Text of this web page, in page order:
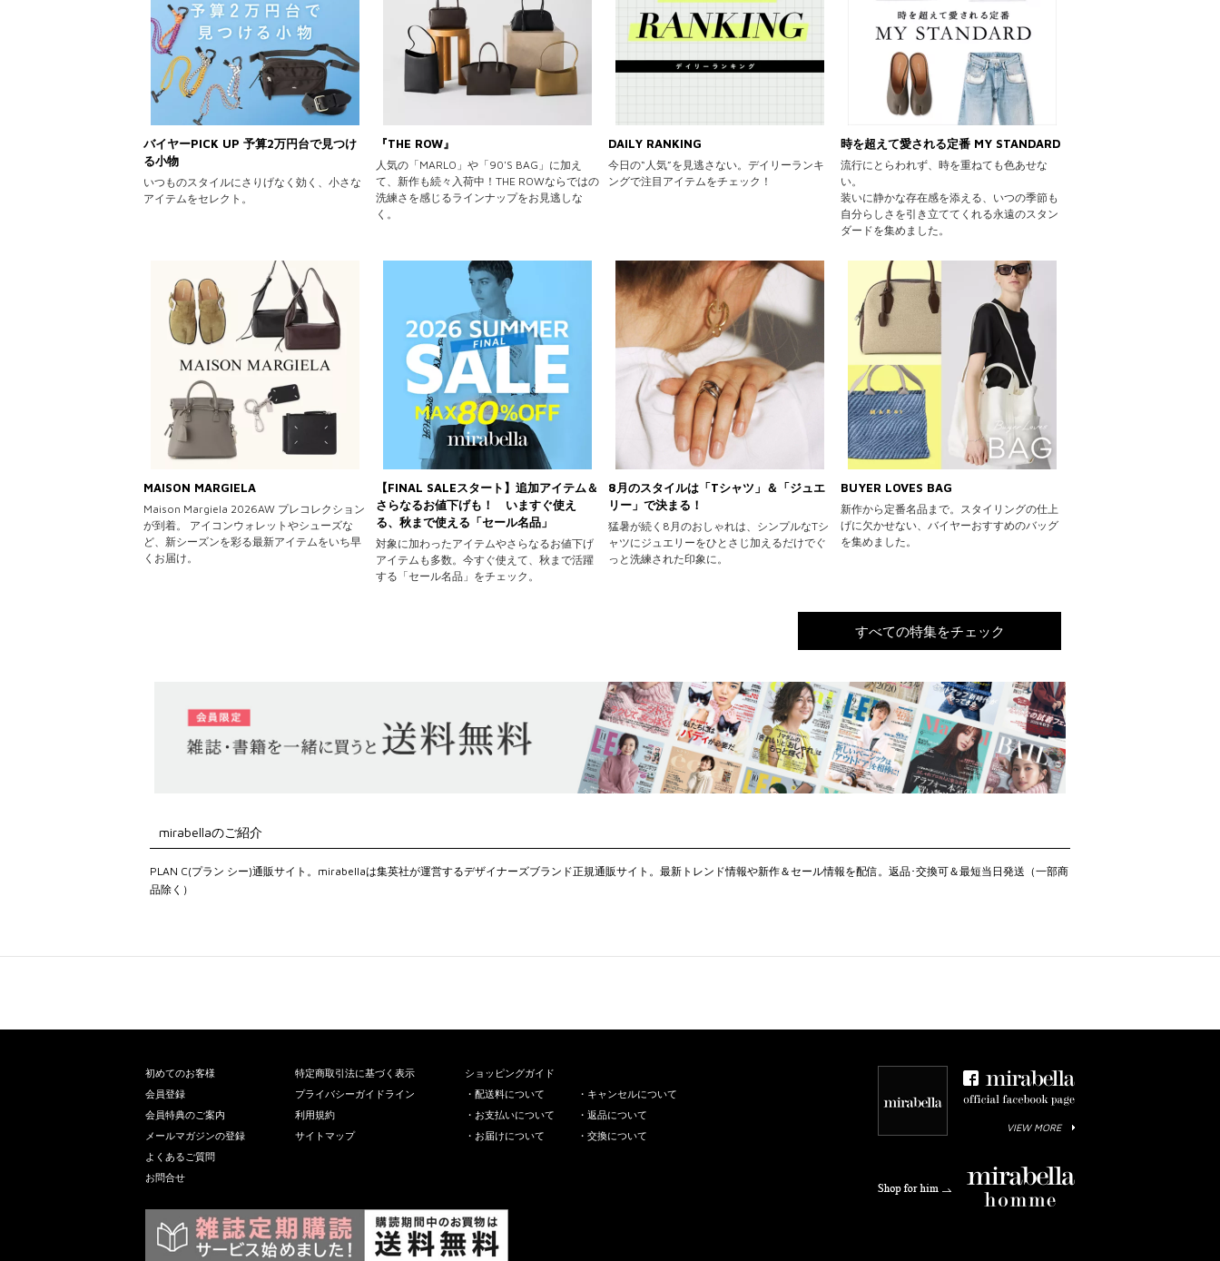
バイヤーPICK UP 予算2万円台で見つけ
る小物
いつものスタイルにさりげなく効く、小さな
アイテムをセレクト。
『THE ROW』
人気の「MARLO」や「90'S BAG」に加え
て、新作も続々入荷中！THE ROWならではの
洗練さを感じるラインナップをお見逃しな
く。
DAILY RANKING
今日の“人気”を見逃さない。デイリーランキ
ングで注目アイテムをチェック！
時を超えて愛される定番 MY STANDARD
流行にとらわれず、時を重ねても色あせな
い。
装いに静かな存在感を添える、いつの季節も
自分らしさを引き立ててくれる永遠のスタン
ダードを集めました。
MAISON MARGIELA
Maison Margiela 2026AW プレコレクション
が到着。 アイコンウォレットやシューズな
ど、新シーズンを彩る最新アイテムをいち早
くお届け。
【FINAL SALEスタート】追加アイテム＆
さらなるお値下げも！ いますぐ使え
る、秋まで使える「セール名品」
対象に加わったアイテムやさらなるお値下げ
アイテムも多数。今すぐ使えて、秋まで活躍
する「セール名品」をチェック。
8月のスタイルは「Tシャツ」＆「ジュエ
リー」で決まる！
猛暑が続く8月のおしゃれは、シンプルなTシ
ャツにジュエリーをひとさじ加えるだけでぐ
っと洗練された印象に。
BUYER LOVES BAG
新作から定番名品まで。スタイリングの仕上
げに欠かせない、バイヤーおすすめのバッグ
を集めました。
すべての特集をチェック
mirabellaのご紹介
PLAN C(プラン シー)通販サイト。mirabellaは集英社が運営するデザイナーズブランド正規通販サイト。最新トレンド情報や新作＆セール情報を配信。返品･交換可＆最短当日発送（一部商
品除く）
初めてのお客様
会員登録
会員特典のご案内
メールマガジンの登録
よくあるご質問
お問合せ
特定商取引法に基づく表示
プライバシーガイドライン
利用規約
サイトマップ
ショッピングガイド
・ 配送料について
・ お支払いについて
・ お届けについて
・ キャンセルについて
・ 返品について
・ 交換について
VIEW MORE